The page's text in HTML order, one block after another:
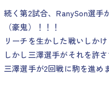
続く第2試合、RanySon選手
（豪鬼）！！！
リーチを生かした戦いしか
しかし三澤選手がそれを許
三澤選手が2回戦に駒を進め